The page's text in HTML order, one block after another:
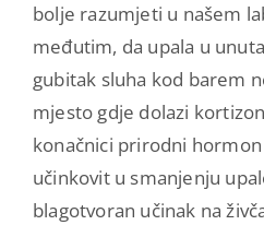
bolje razumjeti u našem
međutim, da upala u
gubitak sluha kod barem
mjesto gdje dolazi
konačnici prirodni
učinkovit u smanjenju
blagotvoran učinak na